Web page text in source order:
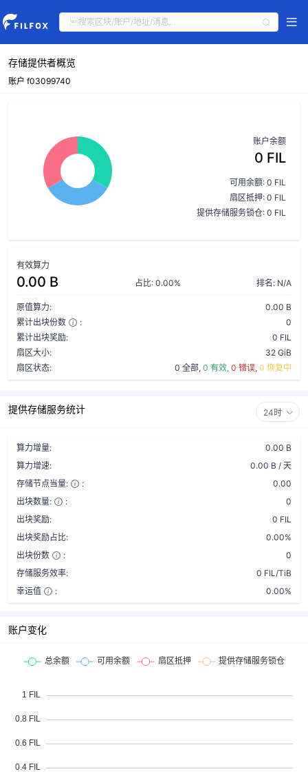
存储提供者概览
账户 f03099740
账户余额
0 FIL
可用余额: 0 FIL
扇区抵押: 0 FIL
提供存储服务锁仓: 0 FIL
有效算力
0.00 B 占比: 0.00% 排名: N/A
原值算力:
0.00 B
累计出块份数
:
0
累计出块奖励:
0 FIL
扇区大小:
32 GiB
扇区状态:
0 全部, 0 有效, 0 错误, 0 恢复中
提供存储服务统计 24时
算力增量:
0.00 B
算力增速:
0.00 B / 天
存储节点当量:
:
0.00
出块数量:
:
0
出块奖励:
0 FIL
出块奖励占比:
0.00%
出块份数
:
0
存储服务效率:
0 FIL/TiB
幸运值
: 0.00%
账户变化